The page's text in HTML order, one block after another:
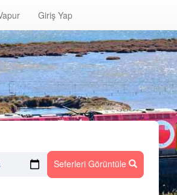
Giriş Yap
Seferleri Görüntüle